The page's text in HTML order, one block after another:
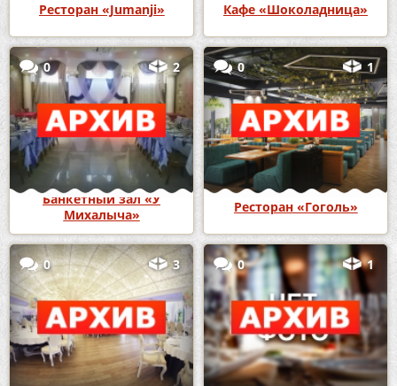
Ресторан «Jumanji» Кафе «Шоколадница»
0 2
Банкетный зал «У
Михалыча»
0 1
Ресторан «Гоголь»
0 3 0 1